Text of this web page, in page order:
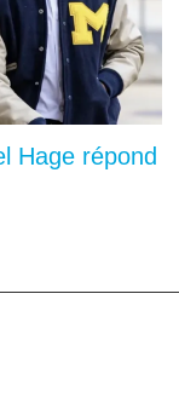
Hage répond